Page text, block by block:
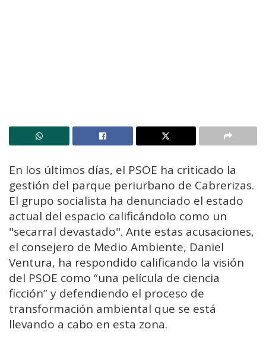
En los últimos días, el PSOE ha criticado la
gestión del parque periurbano de Cabrerizas.
El grupo socialista ha denunciado el estado
actual del espacio calificándolo como un
"secarral devastado". Ante estas acusaciones,
el consejero de Medio Ambiente, Daniel
Ventura, ha respondido calificando la visión
del PSOE como “una película de ciencia
ficción” y defendiendo el proceso de
transformación ambiental que se está
llevando a cabo en esta zona.